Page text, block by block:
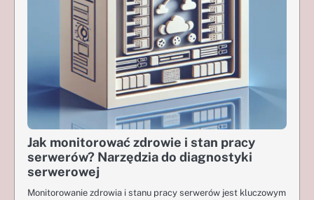
Jak monitorować zdrowie i stan pracy
serwerów? Narzędzia do diagnostyki
serwerowej
Monitorowanie zdrowia i stanu pracy serwerów jest kluczowym